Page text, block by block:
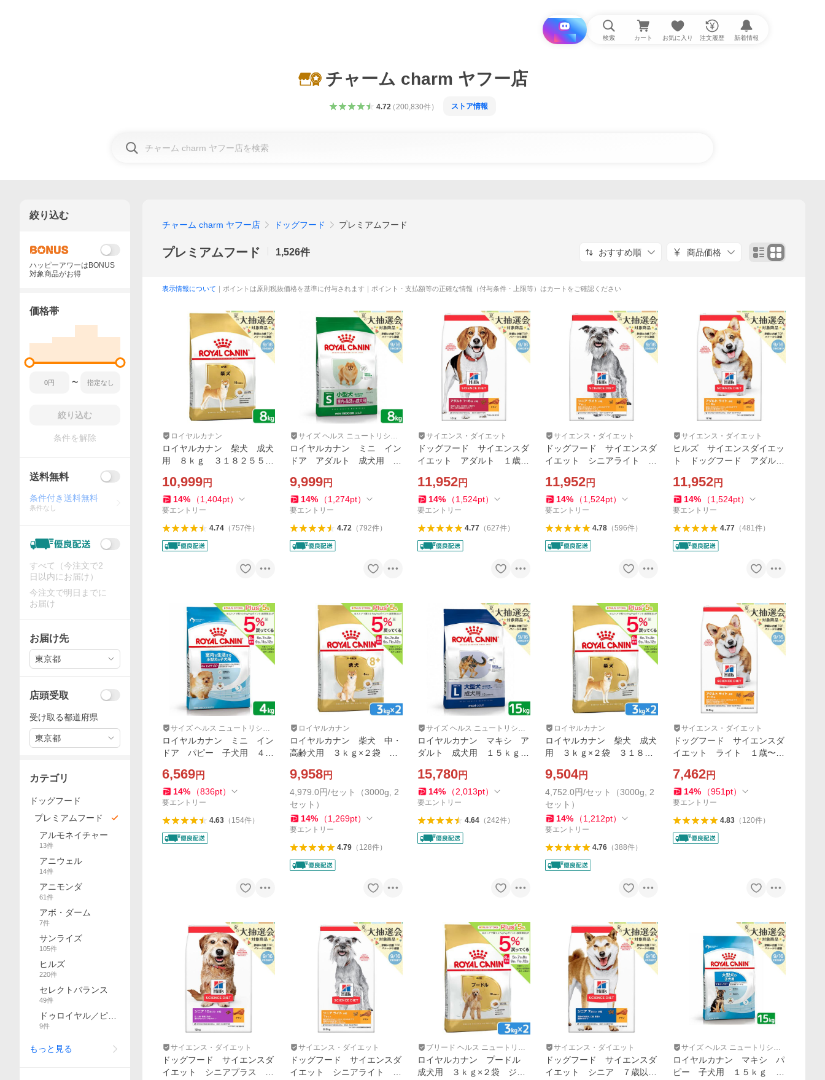
i と探す 検索 カート お気に入り 注文履歴 新着情報
チャーム charm ヤフー店
4.72（ 200,830件） ストア情報
チャーム charm ヤフー店 ドッグフード プレミアムフード
プレミアムフード 1,526件 おすすめ順 商品価格
表示情報について ｜ポイントは原則税抜価格を基準に付与されます｜ポイント・支払額等の正確な情報（付与条件・上限等）はカートをご確認ください
ロイヤルカナン
ロイヤルカナン 柴犬 成犬
用 ８ｋｇ ３１８２５５０
一人様５点限り
10,999円
14% （1,404pt）
要エントリー
4.74（757件）
サイズ ヘルス ニュートリショ
ン
ロイヤルカナン ミニ イン
ドア アダルト 成犬用 ８
６５４ ジップ付 小型犬
お一人様５点限り
9,999円
14% （1,274pt）
要エントリー
4.72（792件）
サイエンス・ダイエット
ドッグフード サイエンスダ
イエット アダルト １歳〜
ン １２ｋｇ ヒルズ 犬
11,952円
14% （1,524pt）
要エントリー
4.77（627件）
サイエンス・ダイエット
ドッグフード サイエンスダ
イエット シニアライト ７
齢犬用 チキン １２ｋｇ
ヒルズ 犬
11,952円
14% （1,524pt）
要エントリー
4.78（596件）
サイエンス・ダイエット
ヒルズ サイエンスダイエッ
ト ドッグフード アダルト
キン １２ｋｇ 成犬 肥
満 ドライ
11,952円
14% （1,524pt）
要エントリー
4.77（481件）
サイズ ヘルス ニュートリショ
ン
ロイヤルカナン ミニ イン
ドア パピー 子犬用 ４ｋ
９３ ジップ付 小型犬 お
一人様５点限り
6,569円
14% （836pt）
要エントリー
4.63（ 154件）
ロイヤルカナン
ロイヤルカナン 柴犬 中・
高齢犬用 ３ｋｇ×２袋 ジ
9,958円
4,979.0円/セット（3000g, 2
セット）
14% （1,269pt）
要エントリー
4.79（ 128件）
サイズ ヘルス ニュートリショ
ン
ロイヤルカナン マキシ ア
ダルト 成犬用 １５ｋｇ
４ 大型犬 お一人様１点限
り ジップ付
15,780円
14% （2,013pt）
要エントリー
4.64（242件）
ロイヤルカナン
ロイヤルカナン 柴犬 成犬
用 ３ｋｇ×２袋 ３１８２
付 お一人様２点限り
9,504円
4,752.0円/セット（3000g, 2
セット）
14% （1,212pt）
要エントリー
4.76（388件）
サイエンス・ダイエット
ドッグフード サイエンスダ
イエット ライト １歳〜６
用 チキン ６．５ｋｇ ヒ
ルズ 犬
7,462円
14% （951 pt）
要エントリー
4.83（ 120件）
サイエンス・ダイエット
ドッグフード サイエンスダ
イエット シニアプラス １
サイエンス・ダイエット
ドッグフード サイエンスダ
イエット シニアライト ７
ブリード ヘルス ニュートリシ
ョン
ロイヤルカナン プードル
成犬用 ３ｋｇ×２袋 ジッ
サイエンス・ダイエット
ドッグフード サイエンスダ
イエット シニア ７歳以
サイズ ヘルス ニュートリショ
ン
ロイヤルカナン マキシ パ
ピー 子犬用 １５ｋｇ ３
絞り込む
ハッピーアワーはBONUS
対象商品がお得
価格帯
〜
絞り込む
条件を解除
送料無料
条件付き送料無料
条件なし
すべて（今注文で2
日以内にお届け）
今注文で明日までに
お届け
お届け先
東京都
店頭受取
受け取る都道府県
東京都
カテゴリ
ドッグフード
プレミアムフード
アルモネイチャー
13件
アニウェル
14件
アニモンダ
61件
アボ・ダーム
7件
サンライズ
105件
ヒルズ
220件
セレクトバランス
49件
ドゥロイヤル／ピュ
アロイヤル
9件
もっと見る